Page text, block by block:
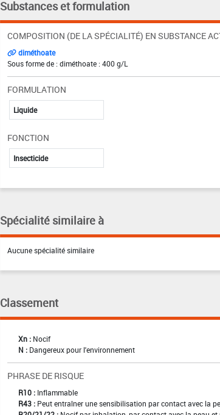
Substances et formulation
COMPOSITION (DE LA SPÉCIALITÉ) EN SUBSTANCE
diméthoate
Sous forme de : diméthoate : 400 g/L
FORMULATION
Liquide
FONCTION
Insecticide
Spécialité similaire à
Aucune spécialité similaire
Classement
Xn : Nocif
N : Dangereux pour l'environnement
PHRASE DE RISQUE
R10 : Inflammable
R43 : Peut entraîner une sensibilisation par contact avec la